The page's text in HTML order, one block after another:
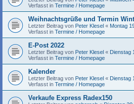
Verfasst in Termine / Homepage
Weihnachtsgrüße und Termin
Letzter Beitrag von Peter Klesel « Montag
Verfasst in Termine / Homepage
E-Post 2022
Letzter Beitrag von Peter Klesel « Dienstag
Verfasst in Termine / Homepage
Kalender
Letzter Beitrag von Peter Klesel « Dienstag
Verfasst in Termine / Homepage
Verkaufe Express Radex150